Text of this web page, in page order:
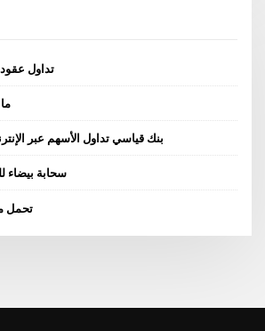
تداول
بنك قياسي تداول الأسهم عبر
سحابة بيضاء
تحمل